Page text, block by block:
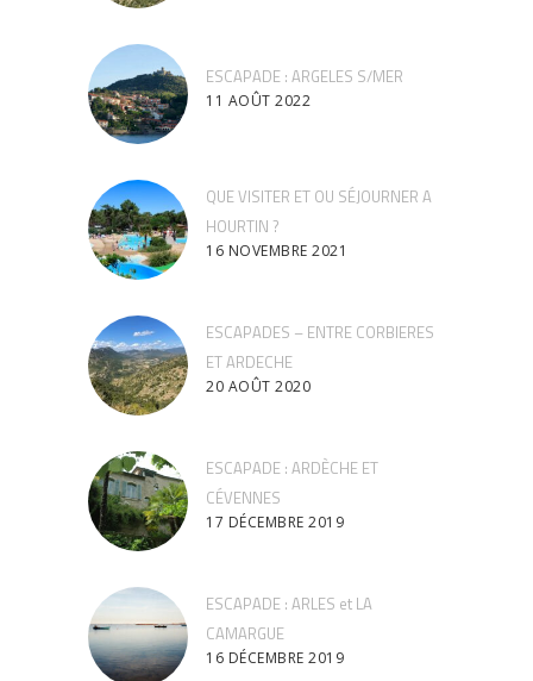
ESCAPADE : ARGELES S/MER
11 AOÛT 2022
QUE VISITER ET OU SÉJOURNER A
HOURTIN ?
16 NOVEMBRE 2021
ESCAPADES – ENTRE CORBIERES
ET ARDECHE
20 AOÛT 2020
ESCAPADE : ARDÈCHE ET
CÉVENNES
17 DÉCEMBRE 2019
ESCAPADE : ARLES et LA
CAMARGUE
16 DÉCEMBRE 2019